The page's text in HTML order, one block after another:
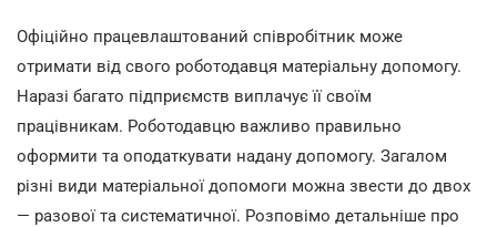
Офіційно працевлаштований співробітник може
отримати від свого роботодавця матеріальну допомогу.
Наразі багато підприємств виплачує її своїм
працівникам. Роботодавцю важливо правильно
оформити та оподаткувати надану допомогу. Загалом
різні види матеріальної допомоги можна звести до двох
— разової та систематичної. Розповімо детальніше про